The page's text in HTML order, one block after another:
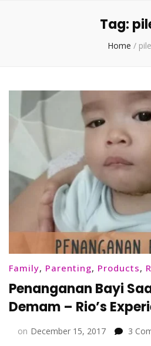
Tag:
Home /
Family, Parenting, Products,
Penanganan Bayi
Demam – Rio’s
on December 15, 2017 3